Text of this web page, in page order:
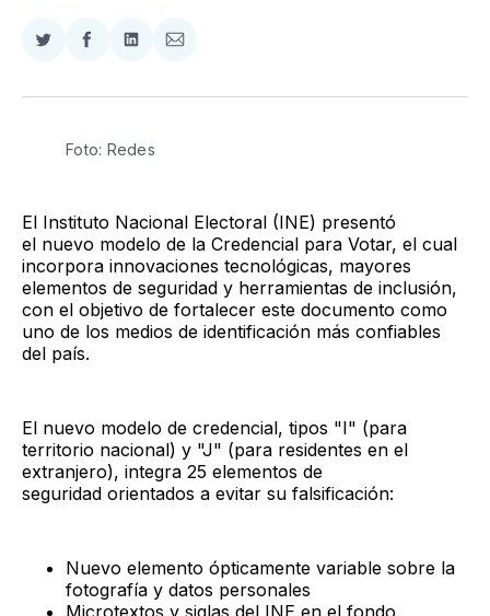
Compartir
Twitter
Compartir
Facebook
Compartir
LinkedIn
Compartir
Email
Foto: Redes
El Instituto Nacional Electoral (INE) presentó
el nuevo modelo de la Credencial para Votar, el cual
incorpora innovaciones tecnológicas, mayores
elementos de seguridad y herramientas de inclusión,
con el objetivo de fortalecer este documento como
uno de los medios de identificación más confiables
del país.
El nuevo modelo de credencial, tipos "I" (para
territorio nacional) y "J" (para residentes en el
extranjero), integra 25 elementos de
seguridad orientados a evitar su falsificación:
Nuevo elemento ópticamente variable sobre la
fotografía y datos personales
Microtextos y siglas del INE en el fondo